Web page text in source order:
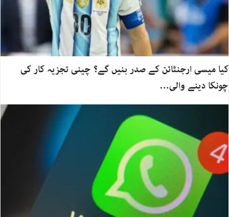
کیا میسی ارجنٹائن کے صدر بنیں گے؟ چینی تجزیہ کار کی
چونکا دینے والی…